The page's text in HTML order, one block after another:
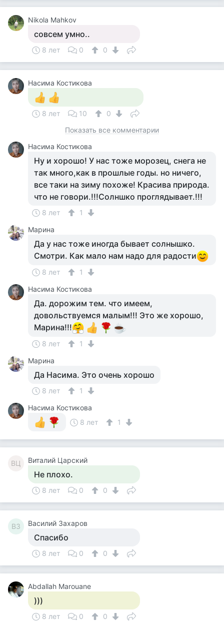
Nikola Mahkov
совсем умно..
8 лет 0 0
Насима Костикова
8 лет 10
0
Показать все комментарии
Насима Костикова
Ну и хорошо! У нас тоже морозец, снега не
так много,как в прошлые годы. но ничего,
все таки на зиму похоже! Красива природа.
что не говори.!!!Солншко проглядывает.!!!
8 лет
1
Марина
Да у нас тоже иногда бывает солнышко.
Смотри. Как мало нам надо для радости
8 лет
1
Насима Костикова
Да. дорожим тем. что имеем,
довольствуемся малым!!! Это же хорошо,
Марина!!!
8 лет
1
Марина
Да Насима. Это очень хорошо
8 лет
1
Насима Костикова
8 лет
1
ВЦ Виталий Царский
Не плохо.
8 лет 0 0
ВЗ Василий Захаров
Спасибо
8 лет 0 0
Abdallah Marouane
)))
8 лет 0 0